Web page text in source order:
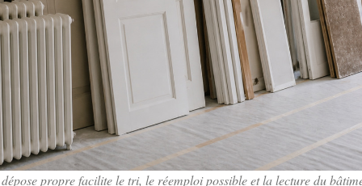
propre facilite le tri, le réemploi possible et la lecture du